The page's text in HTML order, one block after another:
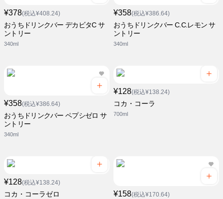
¥378(税込¥408.24)
おうちドリンクバー デカビタC サ
ントリー
340ml
¥358(税込¥386.64)
おうちドリンクバー C.C.レモン サ
ントリー
340ml
¥358(税込¥386.64)
おうちドリンクバー ペプシゼロ サ
ントリー
340ml
¥128(税込¥138.24)
コカ・コーラ
700ml
¥128(税込¥138.24)
コカ・コーラゼロ ¥158(税込¥170.64)